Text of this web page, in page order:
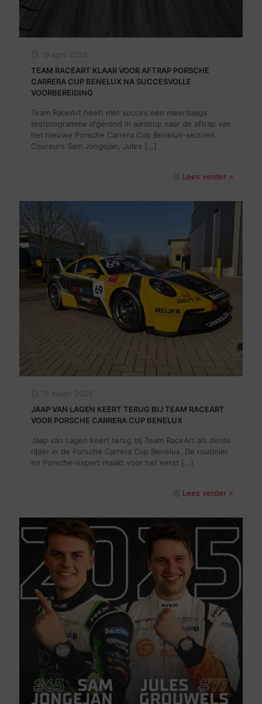
19 april 2025
TEAM RACEART KLAAR VOOR AFTRAP PORSCHE
CARRERA CUP BENELUX NA SUCCESVOLLE
VOORBEREIDING
Team RaceArt heeft met succes een meerdaags
testprogramma afgerond in aanloop naar de aftrap van
het nieuwe Porsche Carrera Cup Benelux-seizoen.
Coureurs Sam Jongejan, Jules […]
Lees verder >
19 maart 2025
JAAP VAN LAGEN KEERT TERUG BIJ TEAM RACEART
VOOR PORSCHE CARRERA CUP BENELUX
Jaap van Lagen keert terug bij Team RaceArt als derde
rijder in de Porsche Carrera Cup Benelux. De routinier
en Porsche-expert maakt voor het eerst […]
Lees verder >